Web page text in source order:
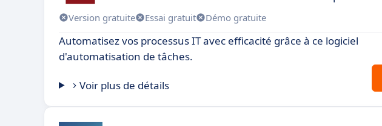
Version gratuite Essai gratuit Démo gratuite
Automatisez vos processus IT avec efficacité grâce à ce logiciel
d'automatisation de tâches.
Voir plus de détails